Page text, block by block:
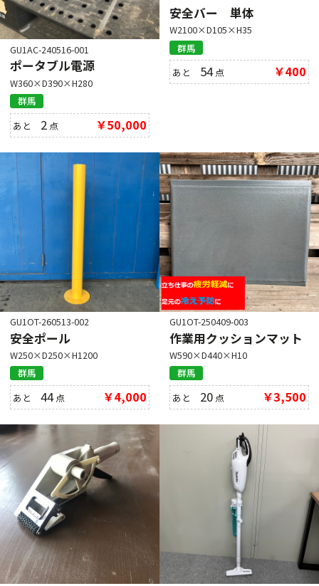
GU1AC-240516-001
ポータブル電源
W360×D390×H280
群馬
あと 2 点 ￥50,000
安全バー 単体
W2100×D105×H35
群馬
あと 54点 ￥400
GU1OT-260513-002
安全ポール
W250×D250×H1200
群馬
あと44点 ￥4,000
GU1OT-250409-003
作業用クッションマット
W590×D440×H10
群馬
あと 20 点 ￥3,500